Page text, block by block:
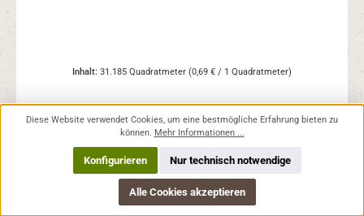
Inhalt: 31.185 Quadratmeter (0,69 € / 1 Quadratmeter)
Regulärer Preis:
21,39 €
Preise inkl. MwSt. zzgl. Versandkosten
In den Warenkorb
Diese Website verwendet Cookies, um eine bestmögliche Erfahrung bieten zu
können. Mehr Informationen ...
Nur technisch notwendige
Konfigurieren
Alle Cookies akzeptieren